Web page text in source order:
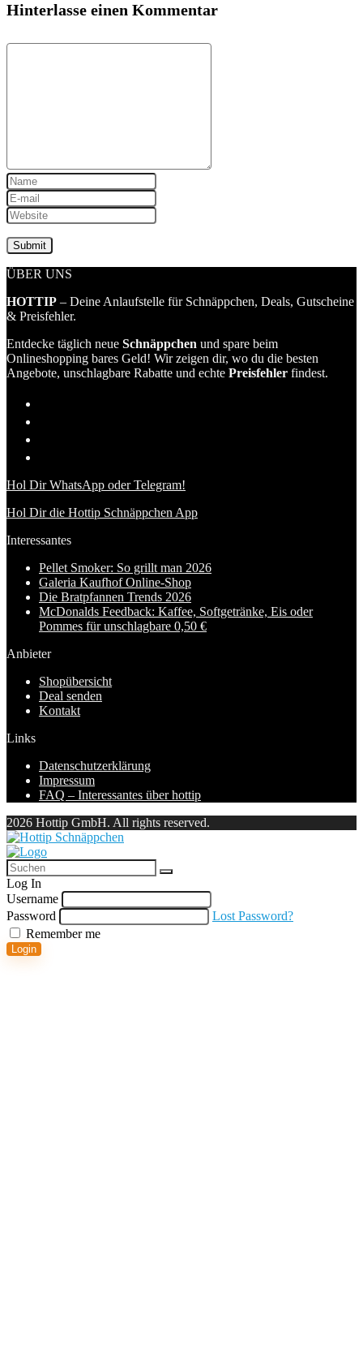
Hinterlasse einen Kommentar
ÜBER UNS
HOTTIP – Deine Anlaufstelle für Schnäppchen, Deals, Gutscheine
& Preisfehler.
Entdecke täglich neue Schnäppchen und spare beim
Onlineshopping bares Geld! Wir zeigen dir, wo du die besten
Angebote, unschlagbare Rabatte und echte Preisfehler findest.
Hol Dir WhatsApp oder Telegram!
Hol Dir die Hottip Schnäppchen App
Interessantes
Pellet Smoker: So grillt man 2026
Galeria Kaufhof Online-Shop
Die Bratpfannen Trends 2026
McDonalds Feedback: Kaffee, Softgetränke, Eis oder
Pommes für unschlagbare 0,50 €
Anbieter
Shopübersicht
Deal senden
Kontakt
Links
Datenschutzerklärung
Impressum
FAQ – Interessantes über hottip
2026 Hottip GmbH. All rights reserved.
Log In
Username
Password
Lost Password?
Remember me
Login